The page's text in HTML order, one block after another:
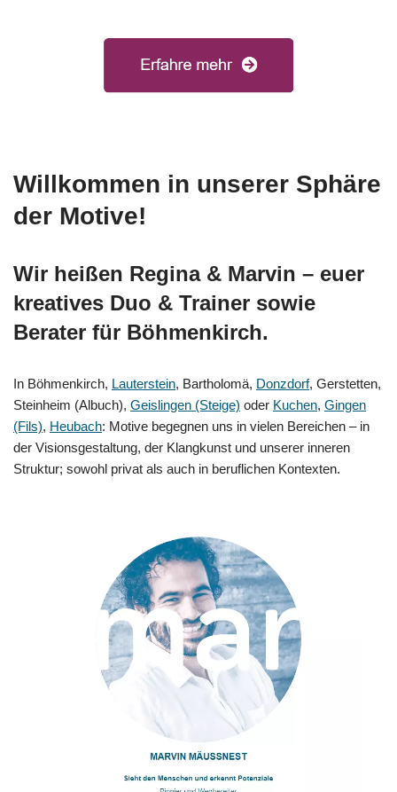
Willkommen in unserer Sphäre
der Motive!
Wir heißen Regina & Marvin – euer
kreatives Duo & Trainer sowie
Berater für Böhmenkirch.
In Böhmenkirch, Lauterstein, Bartholomä, Donzdorf, Gerstetten,
Steinheim (Albuch), Geislingen (Steige) oder Kuchen, Gingen
(Fils), Heubach: Motive begegnen uns in vielen Bereichen – in
der Visionsgestaltung, der Klangkunst und unserer inneren
Struktur; sowohl privat als auch in beruflichen Kontexten.